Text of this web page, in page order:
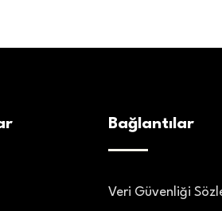
Bağlantılar
Veri Güvenliği